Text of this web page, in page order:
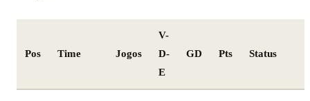
Pos Time Jogos
V-
D-
E
GD Pts Status